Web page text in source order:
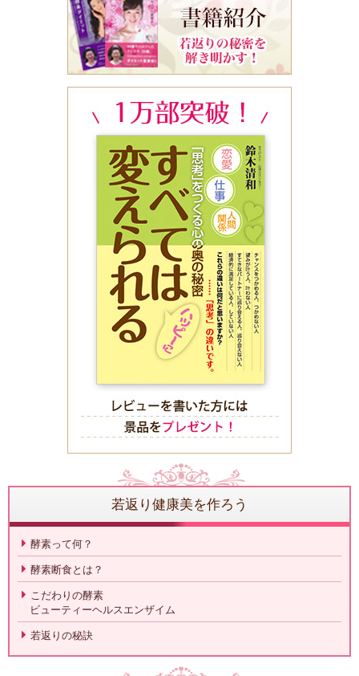
若返り健康美を作ろう
酵素って何？
酵素断食とは？
こだわりの酵素
ビューティーヘルスエンザイム
若返りの秘訣